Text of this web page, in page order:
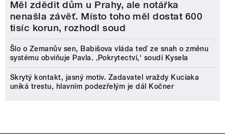
Měl zdědit dům u Prahy, ale notářka
nenašla závěť. Místo toho měl dostat 600
tisíc korun, rozhodl soud
Šlo o Zemanův sen, Babišova vláda teď ze snah o změnu
systému obviňuje Pavla. ‚Pokrytectví,‘ soudí Kysela
Skrytý kontakt, jasný motiv. Zadavatel vraždy Kuciaka
uniká trestu, hlavním podezřelým je dál Kočner